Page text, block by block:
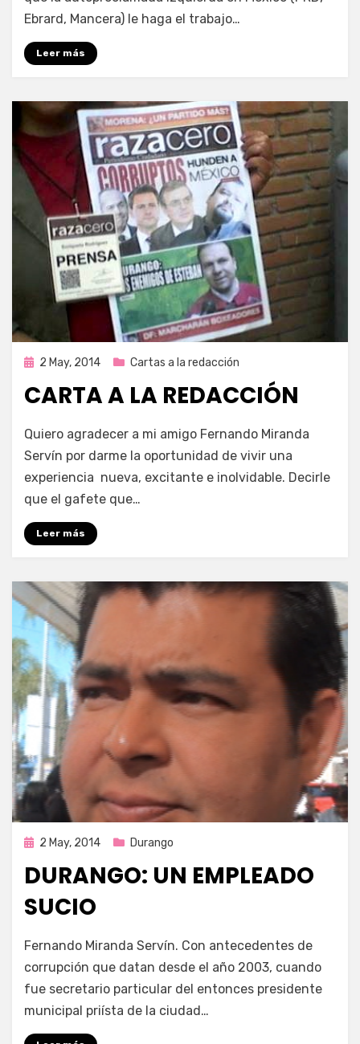
Ebrard, Mancera) le haga el trabajo…
Leer más
Publicada
2 May, 2014 Cartas a la redacción
CARTA A LA REDACCIÓN
por
Quiero agradecer a mi amigo Fernando Miranda
Servín por darme la oportunidad de vivir una
experiencia nueva, excitante e inolvidable. Decirle
que el gafete que…
Leer más
Publicada
2 May, 2014 Durango
DURANGO: UN EMPLEADO
SUCIO
Enrique
Fernando Miranda Servín. Con antecedentes de
corrupción que datan desde el año 2003, cuando
fue secretario particular del entonces presidente
municipal priísta de la ciudad…